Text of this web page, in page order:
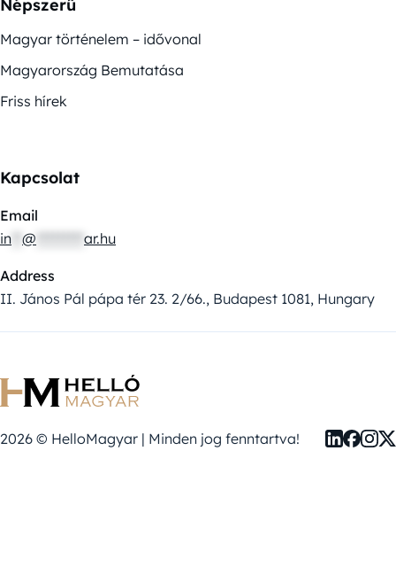
Népszerű
Magyar történelem – idővonal
Magyarország Bemutatása
Friss hírek
Kapcsolat
Email
in @ ar.hu
Address
II. János Pál pápa tér 23. 2/66., Budapest 1081, Hungary
2026 © HelloMagyar | Minden jog fenntartva!